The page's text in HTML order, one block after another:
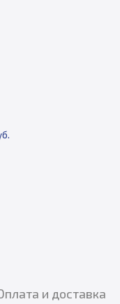
и доставка